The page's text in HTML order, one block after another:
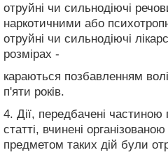
отруйні чи сильнодіючі
наркотичними або
отруйні чи сильнодіючі
розмірах -
караються позбавленням
п'яти років.
4. Дії, передбачені
статті, вчинені
предметом таких дій були